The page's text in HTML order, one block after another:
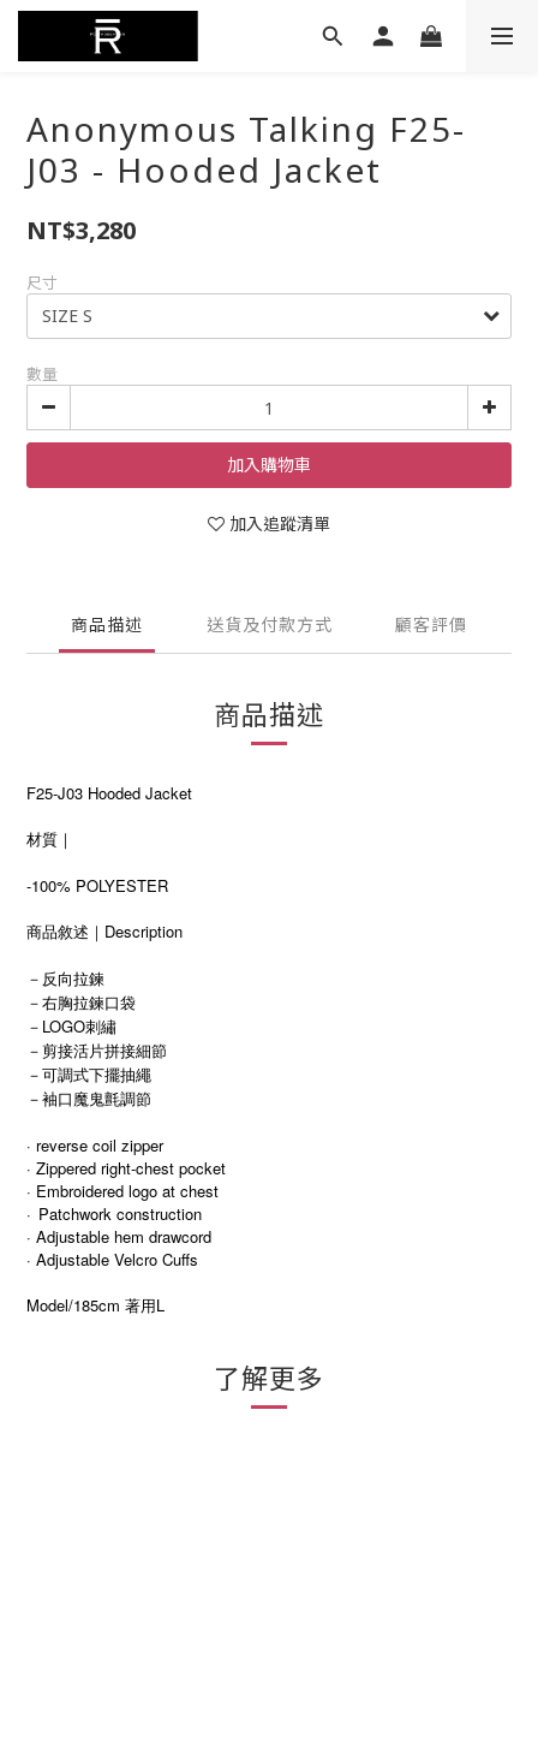
Anonymous Talking F25-
J03 - Hooded Jacket
NT$3,280
尺寸
數量
加入購物車
加入追蹤清單
商品描述 送貨及付款方式 顧客評價
商品描述
F25-J03 Hooded Jacket
材質｜
-100% POLYESTER
商品敘述｜Description
－反向拉鍊
－右胸拉鍊口袋
－LOGO刺繡
－剪接活片拼接細節
－可調式下擺抽繩
－袖口魔鬼氈調節
· reverse coil zipper
· Zippered right-chest pocket
· Embroidered logo at chest
· Patchwork construction
· Adjustable hem drawcord
· Adjustable Velcro Cuffs
Model/185cm 著用 L
了解更多